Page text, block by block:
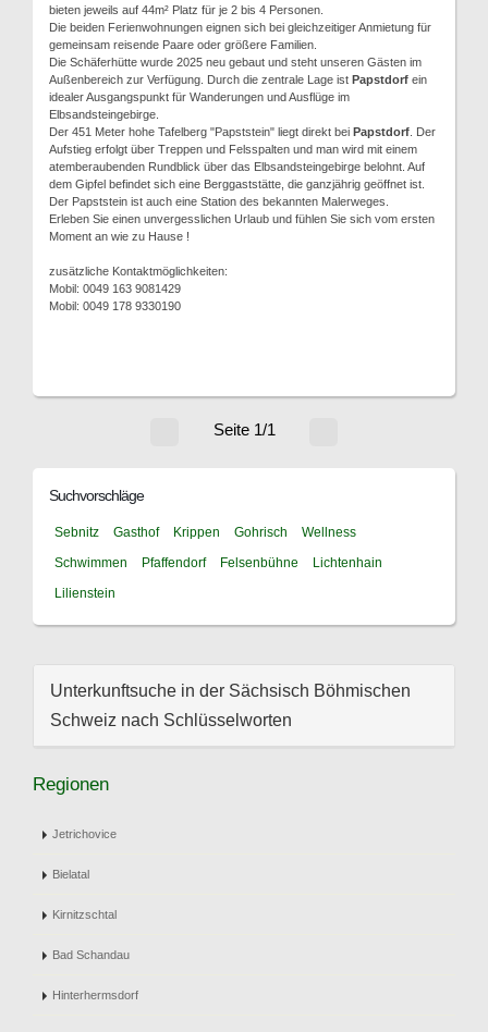
bieten jeweils auf 44m² Platz für je 2 bis 4 Personen.
Die beiden Ferienwohnungen eignen sich bei gleichzeitiger Anmietung für
gemeinsam reisende Paare oder größere Familien.
Die Schäferhütte wurde 2025 neu gebaut und steht unseren Gästen im
Außenbereich zur Verfügung. Durch die zentrale Lage ist Papstdorf ein
idealer Ausgangspunkt für Wanderungen und Ausflüge im
Elbsandsteingebirge.
Der 451 Meter hohe Tafelberg "Papststein" liegt direkt bei Papstdorf . Der
Aufstieg erfolgt über Treppen und Felsspalten und man wird mit einem
atemberaubenden Rundblick über das Elbsandsteingebirge belohnt. Auf
dem Gipfel befindet sich eine Berggaststätte, die ganzjährig geöffnet ist.
Der Papststein ist auch eine Station des bekannten Malerweges.
Erleben Sie einen unvergesslichen Urlaub und fühlen Sie sich vom ersten
Moment an wie zu Hause !
zusätzliche Kontaktmöglichkeiten:
Mobil: 0049 163 9081429
Mobil: 0049 178 9330190
Seite 1/1
Suchvorschläge
Sebnitz Gasthof Krippen Gohrisch
Wellness
Schwimmen
Pfaffendorf Felsenbühne
Lichtenhain
Lilienstein
Unterkunftsuche in der Sächsisch Böhmischen
Schweiz nach Schlüsselworten
Regionen
Jetrichovice
Bielatal
Kirnitzschtal
Bad Schandau
Hinterhermsdorf